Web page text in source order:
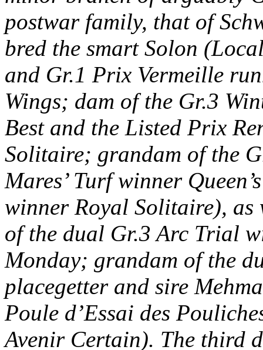
postwar family, that of
bred the smart Solon
and Gr.1 Prix Vermeille
Wings; dam of the Gr.3
Best and the Listed Prix
Solitaire; grandam of the
Mares’ Turf winner
winner Royal Solitaire), as
of the dual Gr.3 Arc Trial
Monday; grandam of the
placegetter and sire
Poule d’Essai des
Avenir Certain). The third